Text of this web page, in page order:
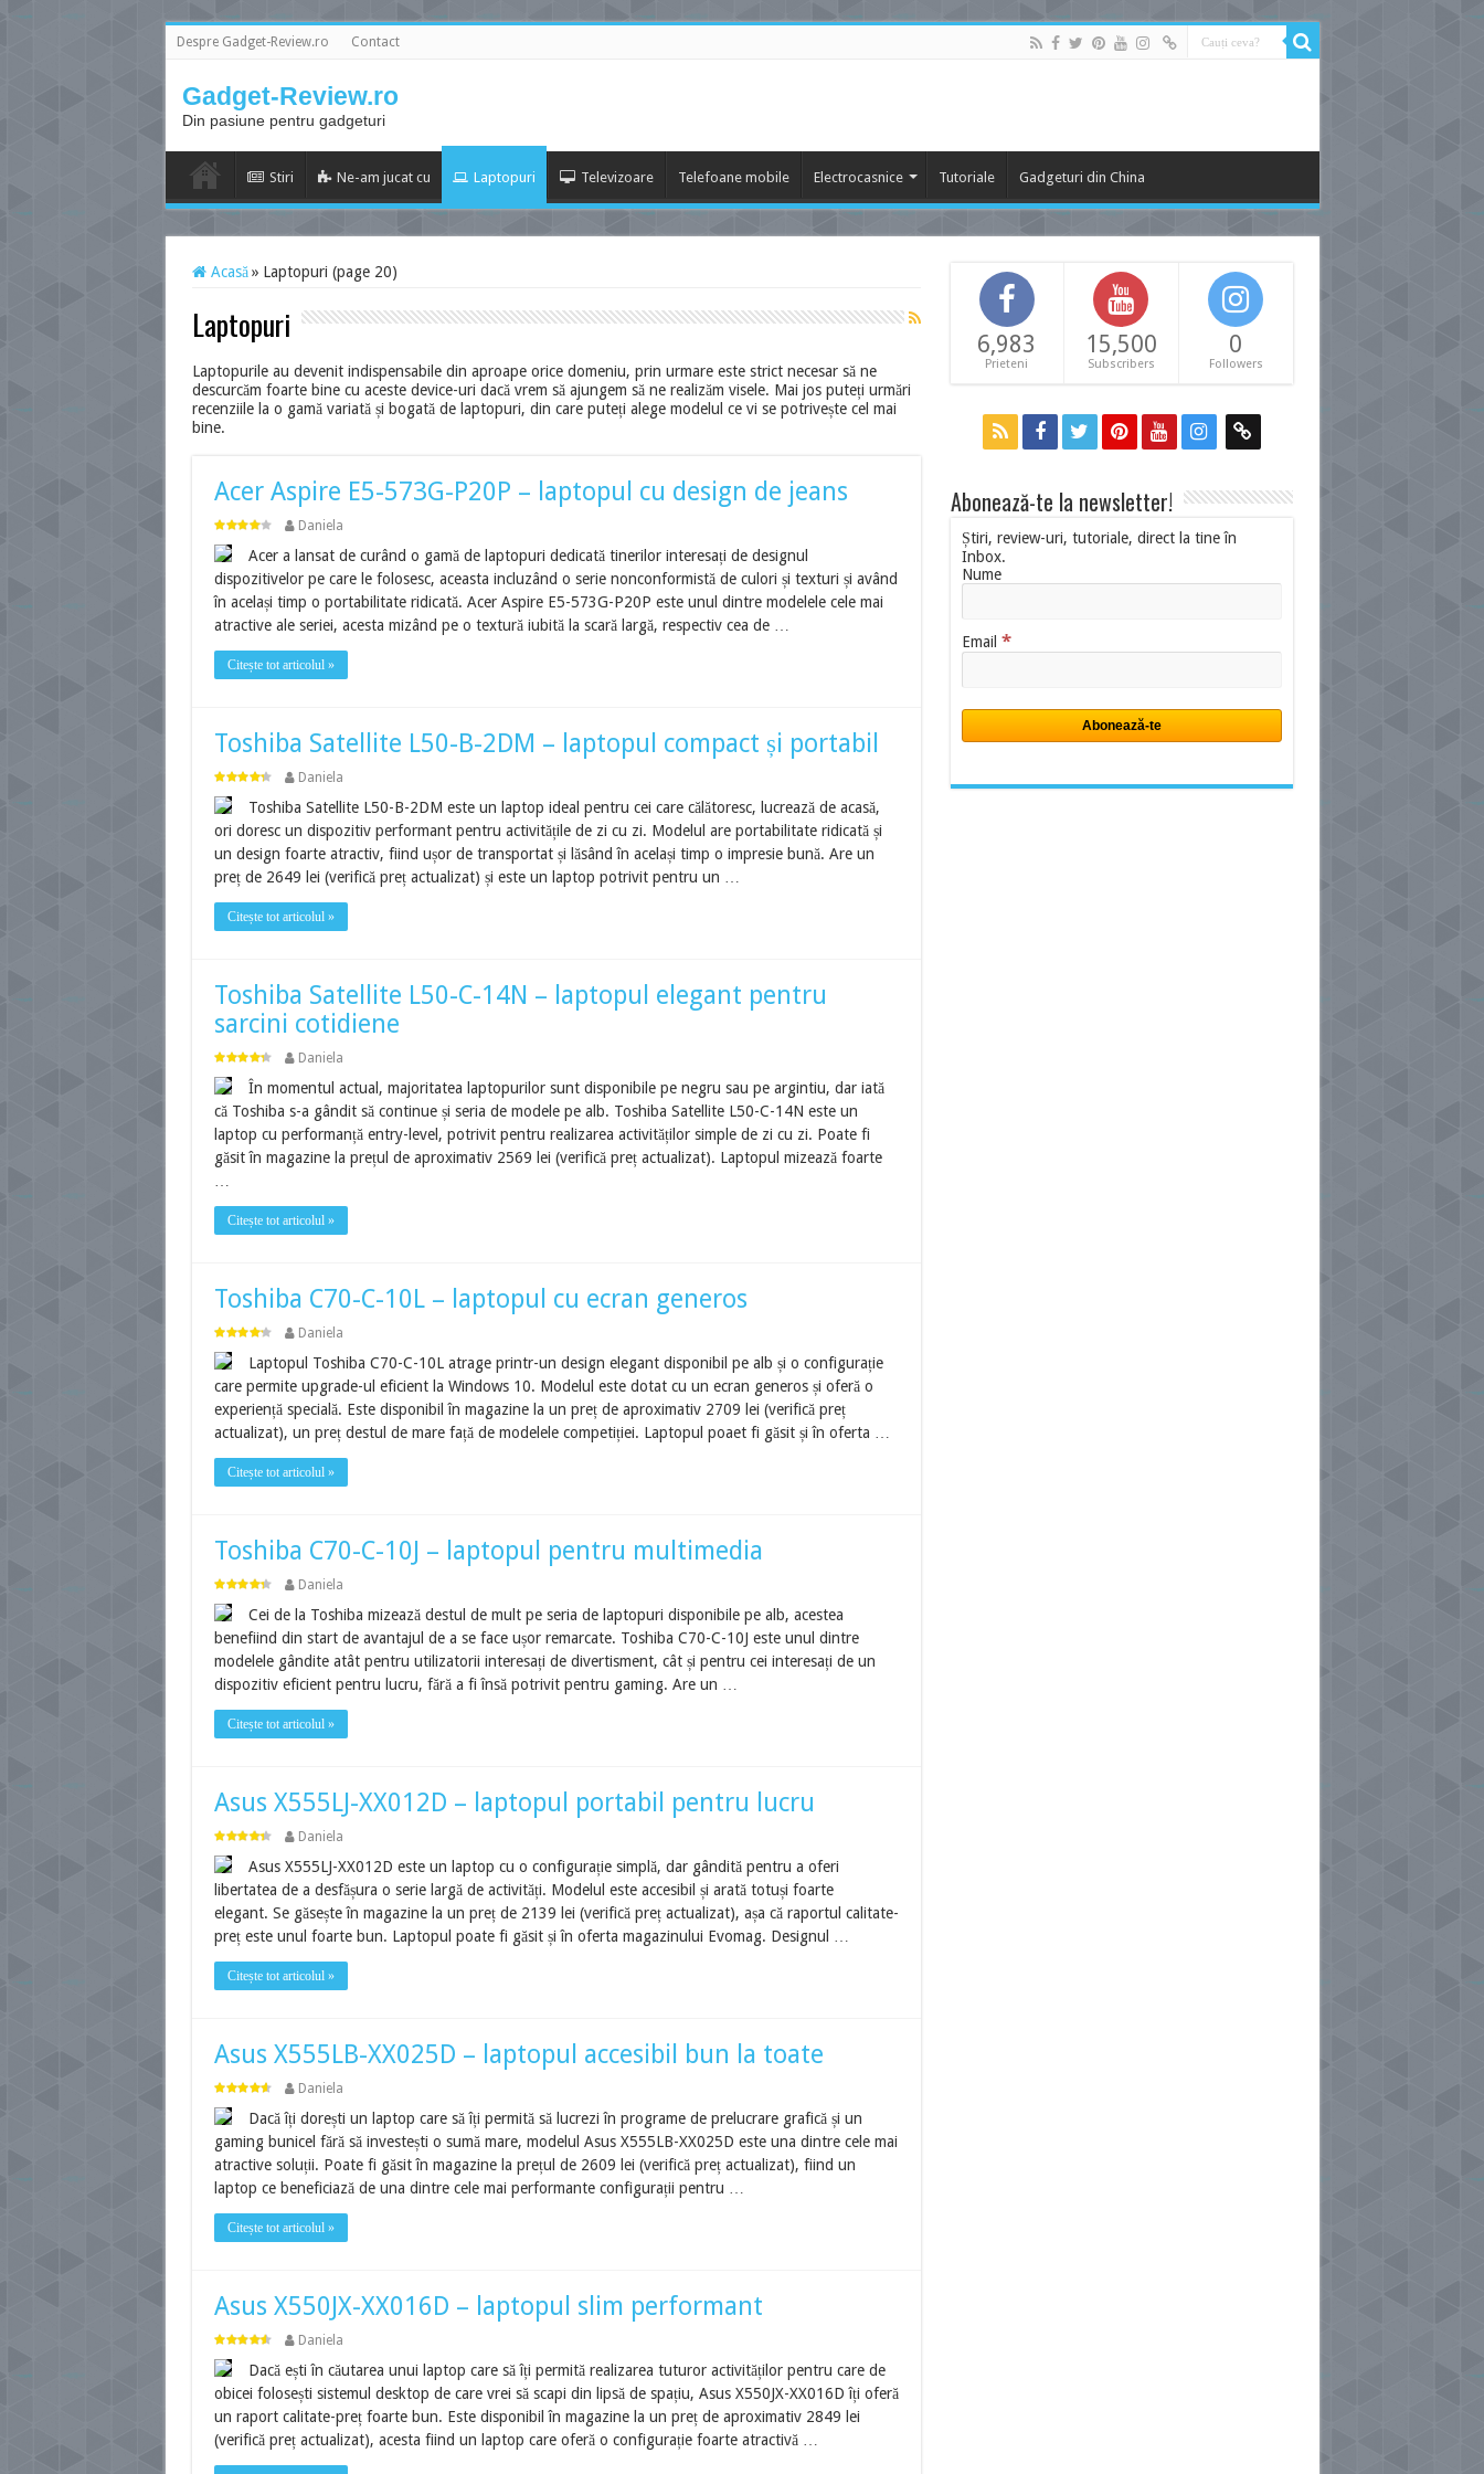
Despre Gadget-Review.ro Contact
Gadget-Review.ro
Din pasiune pentru gadgeturi
Stiri Ne-am jucat cu Laptopuri Televizoare Telefoane mobile Electrocasnice Tutoriale Gadgeturi din China
Acasă » Laptopuri (page 20)
Laptopuri
Laptopurile au devenit indispensabile din aproape orice domeniu, prin urmare este strict necesar să ne
descurcăm foarte bine cu aceste device-uri dacă vrem să ajungem să ne realizăm visele. Mai jos puteți urmări
recenziile la o gamă variată și bogată de laptopuri, din care puteți alege modelul ce vi se potrivește cel mai
bine.
Acer Aspire E5-573G-P20P – laptopul cu design de jeans
Daniela
Acer a lansat de curând o gamă de laptopuri dedicată tinerilor interesați de designul
dispozitivelor pe care le folosesc, aceasta incluzând o serie nonconformistă de culori și texturi și având
în același timp o portabilitate ridicată. Acer Aspire E5-573G-P20P este unul dintre modelele cele mai
atractive ale seriei, acesta mizând pe o textură iubită la scară largă, respectiv cea de …
Citește tot articolul »
Toshiba Satellite L50-B-2DM – laptopul compact și portabil
Daniela
Toshiba Satellite L50-B-2DM este un laptop ideal pentru cei care călătoresc, lucrează de acasă,
ori doresc un dispozitiv performant pentru activitățile de zi cu zi. Modelul are portabilitate ridicată și
un design foarte atractiv, fiind ușor de transportat și lăsând în același timp o impresie bună. Are un
preț de 2649 lei (verifică preț actualizat) și este un laptop potrivit pentru un …
Citește tot articolul »
Toshiba Satellite L50-C-14N – laptopul elegant pentru
sarcini cotidiene
Daniela
În momentul actual, majoritatea laptopurilor sunt disponibile pe negru sau pe argintiu, dar iată
că Toshiba s-a gândit să continue și seria de modele pe alb. Toshiba Satellite L50-C-14N este un
laptop cu performanță entry-level, potrivit pentru realizarea activităților simple de zi cu zi. Poate fi
găsit în magazine la prețul de aproximativ 2569 lei (verifică preț actualizat). Laptopul mizează foarte
Citește tot articolul »
Toshiba C70-C-10L – laptopul cu ecran generos
Daniela
Laptopul Toshiba C70-C-10L atrage printr-un design elegant disponibil pe alb și o configurație
care permite upgrade-ul eficient la Windows 10. Modelul este dotat cu un ecran generos și oferă o
experiență specială. Este disponibil în magazine la un preț de aproximativ 2709 lei (verifică preț
actualizat), un preț destul de mare față de modelele competiției. Laptopul poaet fi găsit și în oferta …
Citește tot articolul »
Toshiba C70-C-10J – laptopul pentru multimedia
Daniela
Cei de la Toshiba mizează destul de mult pe seria de laptopuri disponibile pe alb, acestea
benefiind din start de avantajul de a se face ușor remarcate. Toshiba C70-C-10J este unul dintre
modelele gândite atât pentru utilizatorii interesați de divertisment, cât și pentru cei interesați de un
dispozitiv eficient pentru lucru, fără a fi însă potrivit pentru gaming. Are un …
Citește tot articolul »
Asus X555LJ-XX012D – laptopul portabil pentru lucru
Daniela
Asus X555LJ-XX012D este un laptop cu o configurație simplă, dar gândită pentru a oferi
libertatea de a desfășura o serie largă de activități. Modelul este accesibil și arată totuși foarte
elegant. Se găsește în magazine la un preț de 2139 lei (verifică preț actualizat), așa că raportul calitate-
preț este unul foarte bun. Laptopul poate fi găsit și în oferta magazinului Evomag. Designul …
Citește tot articolul »
Asus X555LB-XX025D – laptopul accesibil bun la toate
Daniela
Dacă îți dorești un laptop care să îți permită să lucrezi în programe de prelucrare grafică și un
gaming bunicel fără să investești o sumă mare, modelul Asus X555LB-XX025D este una dintre cele mai
atractive soluții. Poate fi găsit în magazine la prețul de 2609 lei (verifică preț actualizat), fiind un
laptop ce beneficiază de una dintre cele mai performante configurații pentru …
Citește tot articolul »
Asus X550JX-XX016D – laptopul slim performant
Daniela
Dacă ești în căutarea unui laptop care să îți permită realizarea tuturor activităților pentru care de
obicei folosești sistemul desktop de care vrei să scapi din lipsă de spațiu, Asus X550JX-XX016D îți oferă
un raport calitate-preț foarte bun. Este disponibil în magazine la un preț de aproximativ 2849 lei
(verifică preț actualizat), acesta fiind un laptop care oferă o configurație foarte atractivă …
6,983
Prieteni
15,500
Subscribers
0
Followers
Abonează-te la newsletter!
Știri, review-uri, tutoriale, direct la tine în
Inbox.
Nume
Email *